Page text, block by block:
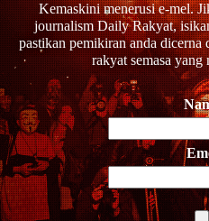
Kemaskini menerusi e-mel.
journalism Daily Rakyat,
pastikan pemikiran anda dicerna
rakyat semasa yang